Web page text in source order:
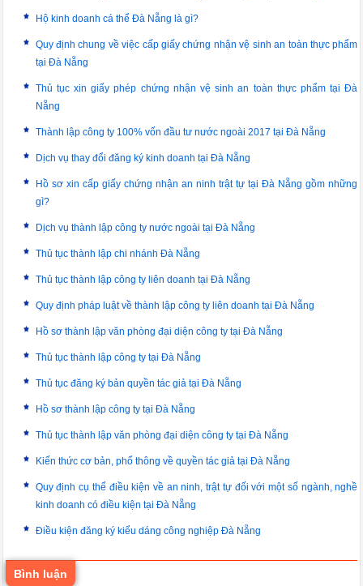
Hộ kinh doanh cá thể Đà Nẵng là gì?
Quy định chung về việc cấp giấy chứng nhận vệ sinh an toàn thực phẩm
tại Đà Nẵng
Thủ tục xin giấy phép chứng nhận vệ sinh an toàn thực phẩm tại Đà
Nẵng
Thành lập công ty 100% vốn đầu tư nước ngoài 2017 tại Đà Nẵng
Dịch vụ thay đổi đăng ký kinh doanh tại Đà Nẵng
Hồ sơ xin cấp giấy chứng nhận an ninh trật tự tại Đà Nẵng gồm những
gì?
Dịch vụ thành lập công ty nước ngoài tại Đà Nẵng
Thủ tục thành lập chi nhánh Đà Nẵng
Thủ tục thành lập công ty liên doanh tại Đà Nẵng
Quy định pháp luật về thành lập công ty liên doanh tại Đà Nẵng
Hồ sơ thành lập văn phòng đại diện công ty tại Đà Nẵng
Thủ tục thành lập công ty tại Đà Nẵng
Thủ tục đăng ký bản quyền tác giả tại Đà Nẵng
Hồ sơ thành lập công ty tại Đà Nẵng
Thủ tục thành lập văn phòng đại diện công ty tại Đà Nẵng
Kiến thức cơ bản, phổ thông về quyền tác giả tại Đà Nẵng
Quy định cụ thể điều kiện về an ninh, trật tự đối với một số ngành, nghề
kinh doanh có điều kiện tại Đà Nẵng
Điều kiện đăng ký kiểu dáng công nghiệp Đà Nẵng
Bình luận